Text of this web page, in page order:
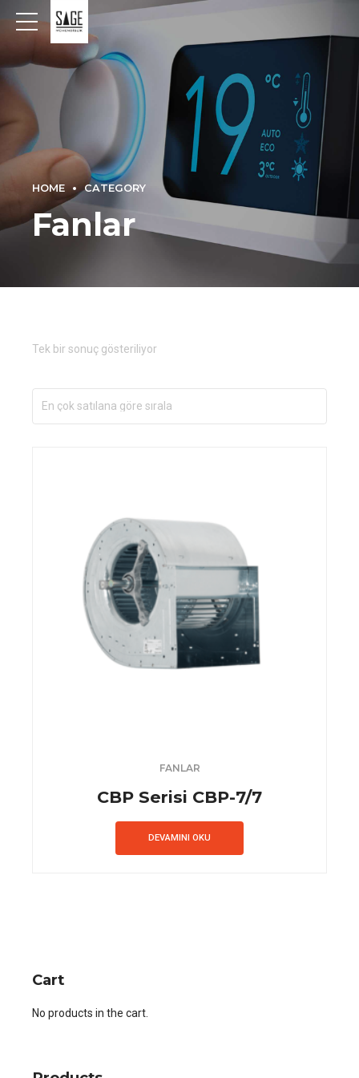
HOME CATEGORY
Fanlar
Tek bir sonuç gösteriliyor
FANLAR
CBP Serisi CBP-7/7
DEVAMINI OKU
Cart
No products in the cart.